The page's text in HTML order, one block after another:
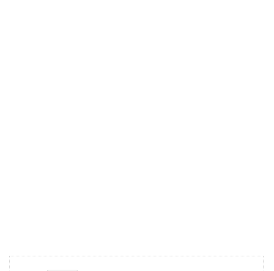
なく夏にも効果的！？